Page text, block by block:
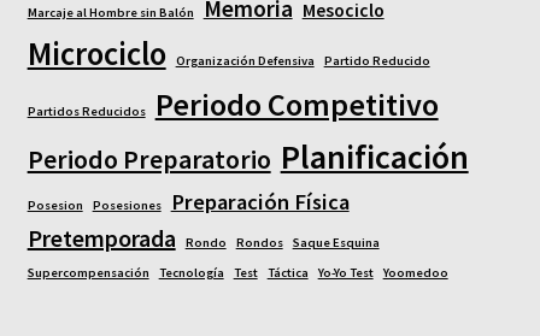
Marcaje al Hombre sin Balón Memoria Mesociclo
Microciclo Organización Defensiva Partido Reducido
Partidos Reducidos Periodo Competitivo
Periodo Preparatorio Planificación
Posesion Posesiones Preparación Física
Pretemporada Rondo Rondos
Saque Esquina
Supercompensación
Tecnología Test Táctica Yo-Yo Test Yoomedoo